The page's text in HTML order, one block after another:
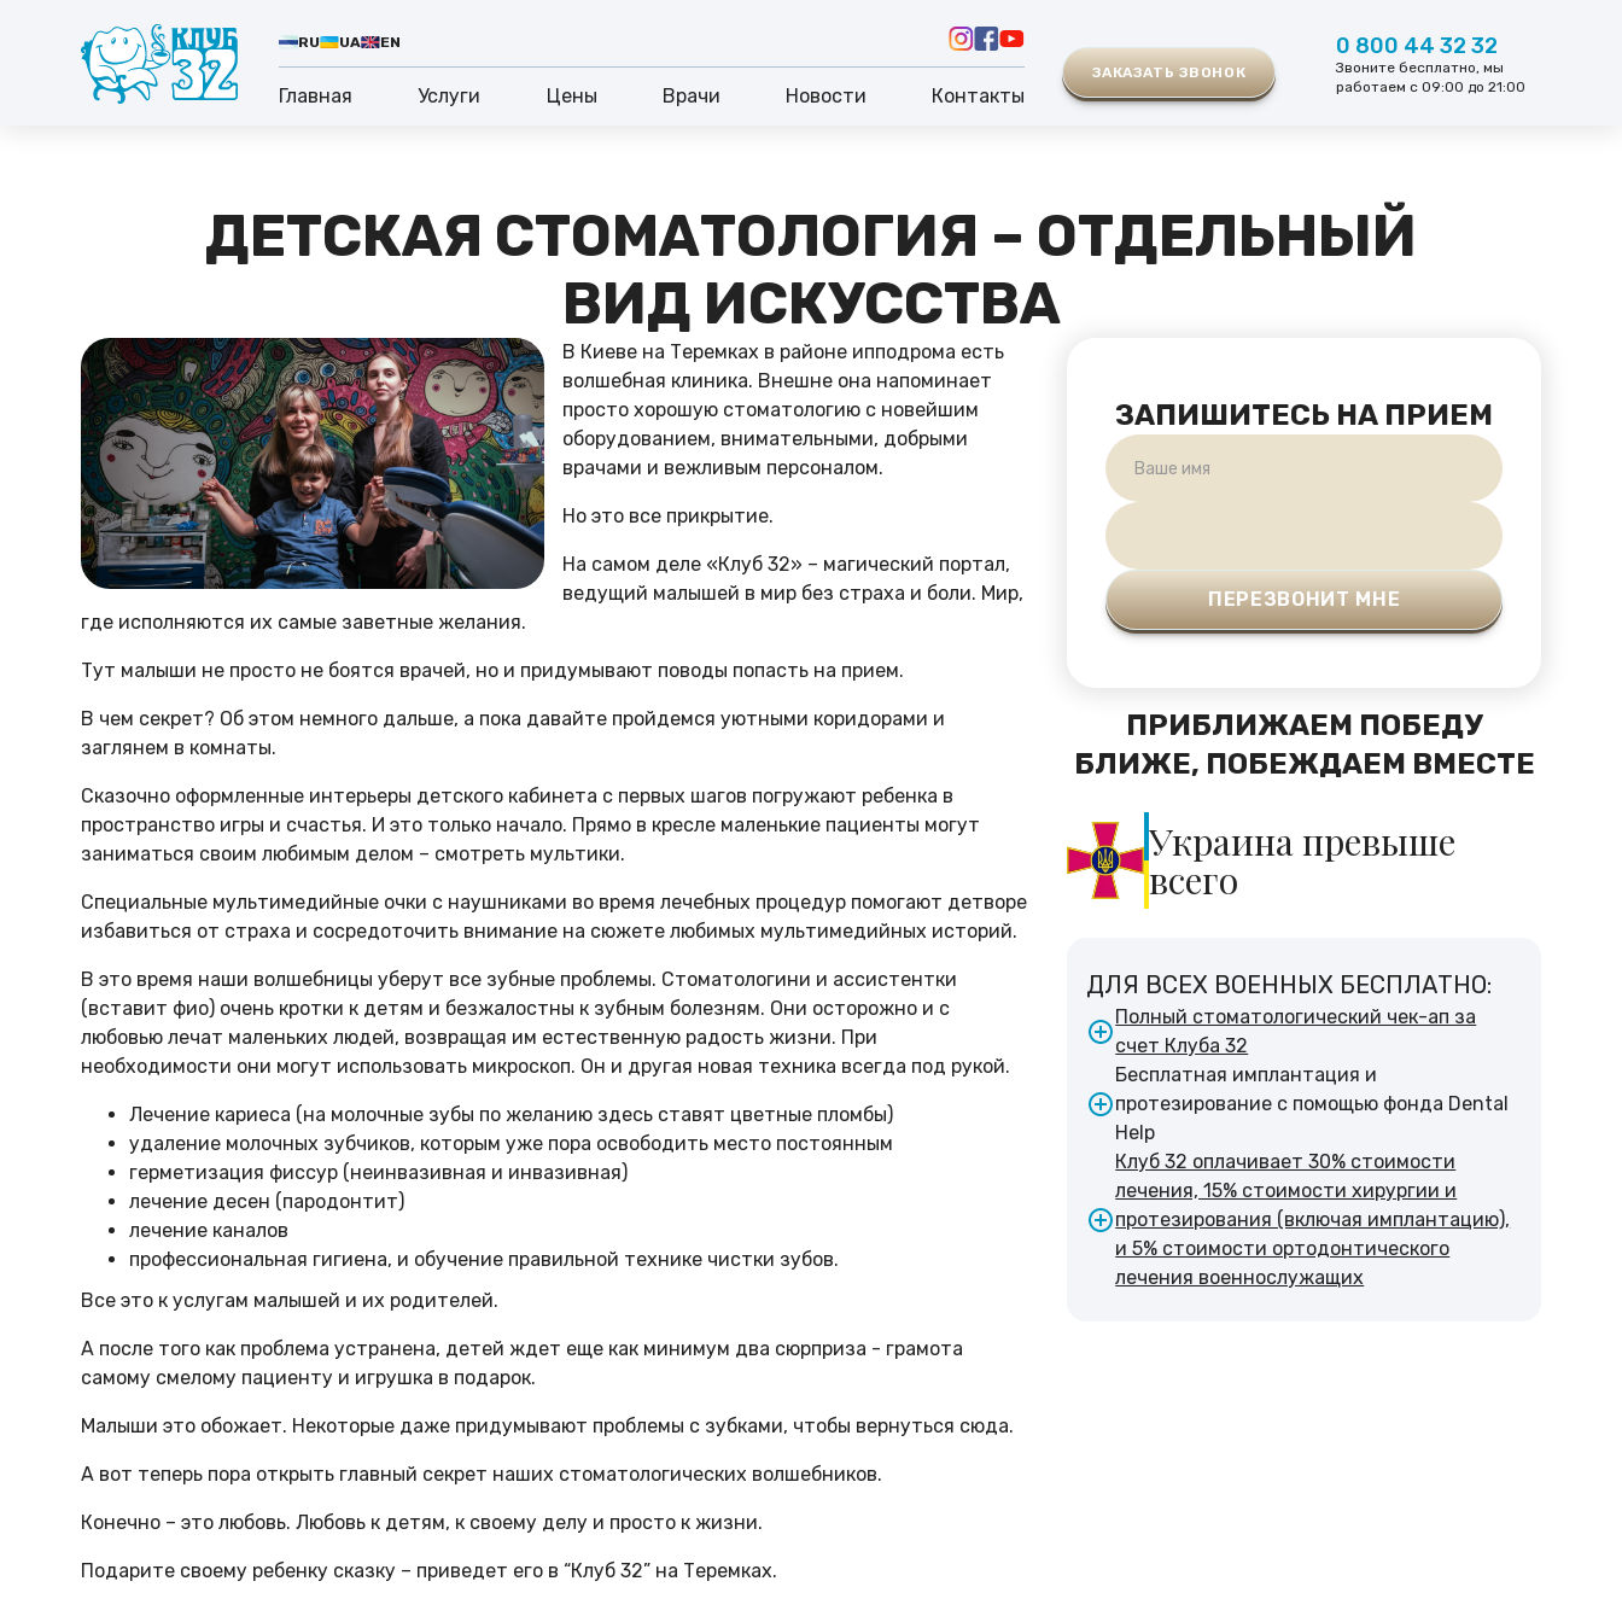
RU UA
EN
ЗАКАЗАТЬ ЗВОНОК
0 800 44 32 32
Звоните бесплатно, мы
работаем с 09:00 до 21:00
Главная Услуги Цены Врачи Новости Контакты
ДЕТСКАЯ СТОМАТОЛОГИЯ – ОТДЕЛЬНЫЙ
ВИД ИСКУССТВА
В Киеве на Теремках в районе ипподрома есть
волшебная клиника. Внешне она напоминает
просто хорошую стоматологию с новейшим
оборудованием, внимательными, добрыми
врачами и вежливым персоналом.
Но это все прикрытие.
На самом деле «Клуб 32» – магический портал,
ведущий малышей в мир без страха и боли. Мир,
где исполняются их самые заветные желания.
Тут малыши не просто не боятся врачей, но и придумывают поводы попасть на прием.
В чем секрет? Об этом немного дальше, а пока давайте пройдемся уютными коридорами и
заглянем в комнаты.
Сказочно оформленные интерьеры детского кабинета с первых шагов погружают ребенка в
пространство игры и счастья. И это только начало. Прямо в кресле маленькие пациенты могут
заниматься своим любимым делом – смотреть мультики.
Специальные мультимедийные очки с наушниками во время лечебных процедур помогают детворе
избавиться от страха и сосредоточить внимание на сюжете любимых мультимедийных историй.
В это время наши волшебницы уберут все зубные проблемы. Стоматологини и ассистентки
(вставит фио) очень кротки к детям и безжалостны к зубным болезням. Они осторожно и с
любовью лечат маленьких людей, возвращая им естественную радость жизни. При
необходимости они могут использовать микроскоп. Он и другая новая техника всегда под рукой.
Лечение кариеса (на молочные зубы по желанию здесь ставят цветные пломбы)
удаление молочных зубчиков, которым уже пора освободить место постоянным
герметизация фиссур (неинвазивная и инвазивная)
лечение десен (пародонтит)
лечение каналов
профессиональная гигиена, и обучение правильной технике чистки зубов.
Все это к услугам малышей и их родителей.
А после того как проблема устранена, детей ждет еще как минимум два сюрприза - грамота
самому смелому пациенту и игрушка в подарок.
Малыши это обожает. Некоторые даже придумывают проблемы с зубками, чтобы вернуться сюда.
А вот теперь пора открыть главный секрет наших стоматологических волшебников.
Конечно – это любовь. Любовь к детям, к своему делу и просто к жизни.
Подарите своему ребенку сказку – приведет его в “Клуб 32” на Теремках.
ЗАПИШИТЕСЬ НА ПРИЕМ
ПРИБЛИЖАЕМ ПОБЕДУ
БЛИЖЕ, ПОБЕЖДАЕМ ВМЕСТЕ
Украина превыше
всего
ДЛЯ ВСЕХ ВОЕННЫХ БЕСПЛАТНО:
Полный стоматологический чек-ап за
счет Клуба 32
Бесплатная имплантация и
протезирование с помощью фонда Dental
Help
Клуб 32 оплачивает 30% стоимости
лечения, 15% стоимости хирургии и
протезирования (включая имплантацию),
и 5% стоимости ортодонтического
лечения военнослужащих